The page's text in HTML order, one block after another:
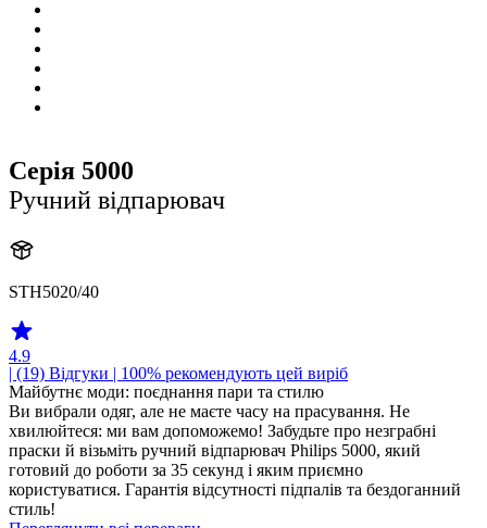
Серія 5000
Ручний відпарювач
STH5020/40
4.9
| (19) Відгуки | 100% рекомендують цей виріб
Майбутнє моди: поєднання пари та стилю
Ви вибрали одяг, але не маєте часу на прасування. Не
хвилюйтеся: ми вам допоможемо! Забудьте про незграбні
праски й візьміть ручний відпарювач Philips 5000, який
готовий до роботи за 35 секунд і яким приємно
користуватися. Гарантія відсутності підпалів та бездоганний
стиль!